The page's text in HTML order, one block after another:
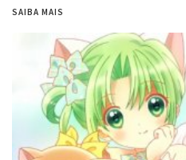
SAIBA MAIS